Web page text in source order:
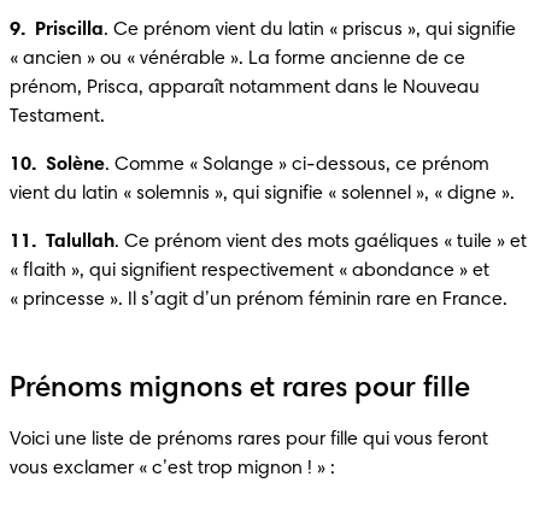
9.  Priscilla. Ce prénom vient du latin « priscus », qui signifie
« ancien » ou « vénérable ». La forme ancienne de ce
prénom, Prisca, apparaît notamment dans le Nouveau
Testament.
10.  Solène. Comme « Solange » ci-dessous, ce prénom
vient du latin « solemnis », qui signifie « solennel », « digne ».
11.  Talullah. Ce prénom vient des mots gaéliques « tuile » et
« flaith », qui signifient respectivement « abondance » et
« princesse ». Il s’agit d’un prénom féminin rare en France.
Prénoms mignons et rares pour fille
Voici une liste de prénoms rares pour fille qui vous feront
vous exclamer « c’est trop mignon ! » :